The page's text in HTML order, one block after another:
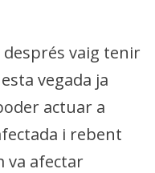
vaig tenir
vegada ja
actuar a
i rebent
va afectar